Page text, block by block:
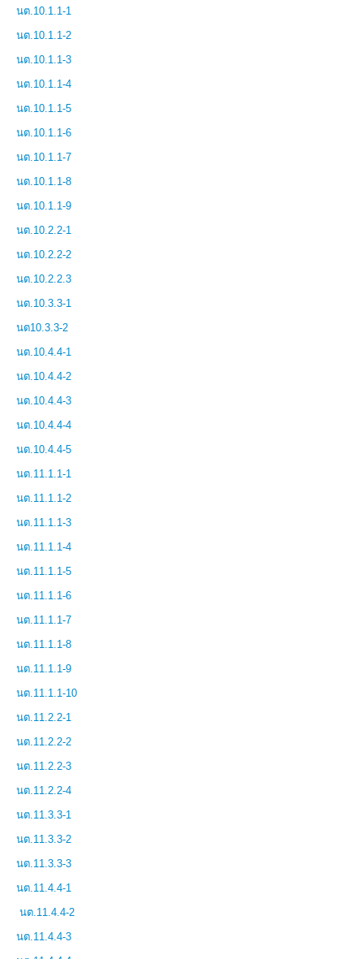
นต.10.1.1-1
นต.10.1.1-2
นต.10.1.1-3
นต.10.1.1-4
นต.10.1.1-5
นต.10.1.1-6
นต.10.1.1-7
นต.10.1.1-8
นต.10.1.1-9
นต.10.2.2-1
นต.10.2.2-2
นต.10.2.2.3
นต.10.3.3-1
นต10.3.3-2
นต.10.4.4-1
นต.10.4.4-2
นต.10.4.4-3
นต.10.4.4-4
นต.10.4.4-5
นต.11.1.1-1
นต.11.1.1-2
นต.11.1.1-3
นต.11.1.1-4
นต.11.1.1-5
นต.11.1.1-6
นต.11.1.1-7
นต.11.1.1-8
นต.11.1.1-9
นต.11.1.1-10
นต.11.2.2-1
นต.11.2.2-2
นต.11.2.2-3
นต.11.2.2-4
นต.11.3.3-1
นต.11.3.3-2
นต.11.3.3-3
นต.11.4.4-1
นต.11.4.4-2
นต.11.4.4-3